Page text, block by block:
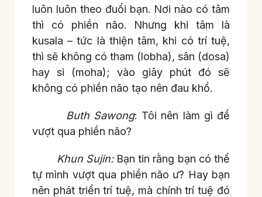
luôn luôn theo đuổi bạn. Nơi nào có tâm
thì có phiền não. Nhưng khi tâm là
kusala – tức là thiện tâm, khi có trí tuệ,
thì sẽ không có tham (lobha), sân (dosa)
hay si (moha); vào giây phút đó sẽ
không có phiền não tạo nên đau khổ.
Buth Sawong: Tôi nên làm gì để
vượt qua phiền não?
Khun Sujin: Bạn tin rằng bạn có thể
tự mình vượt qua phiền não ư? Hay bạn
nên phát triển trí tuệ, mà chính trí tuệ đó